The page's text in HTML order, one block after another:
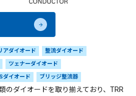
アダイオード
整流ダイオード
ツェナーダイオード
ダイオード ブリッジ整流器
のダイオードを取り揃えており、TRR